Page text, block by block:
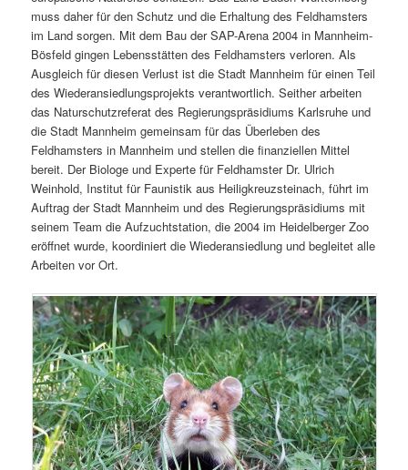
muss daher für den Schutz und die Erhaltung des Feldhamsters
im Land sorgen. Mit dem Bau der SAP-Arena 2004 in Mannheim-
Bösfeld gingen Lebensstätten des Feldhamsters verloren. Als
Ausgleich für diesen Verlust ist die Stadt Mannheim für einen Teil
des Wiederansiedlungsprojekts verantwortlich. Seither arbeiten
das Naturschutzreferat des Regierungspräsidiums Karlsruhe und
die Stadt Mannheim gemeinsam für das Überleben des
Feldhamsters in Mannheim und stellen die finanziellen Mittel
bereit. Der Biologe und Experte für Feldhamster Dr. Ulrich
Weinhold, Institut für Faunistik aus Heiligkreuzsteinach, führt im
Auftrag der Stadt Mannheim und des Regierungspräsidiums mit
seinem Team die Aufzuchtstation, die 2004 im Heidelberger Zoo
eröffnet wurde, koordiniert die Wiederansiedlung und begleitet alle
Arbeiten vor Ort.